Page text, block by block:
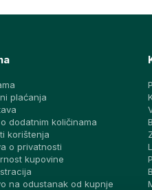
plaćanja
dodatnim količinama
korištenja
o privatnosti
kupovine
na odustanak od kupnje